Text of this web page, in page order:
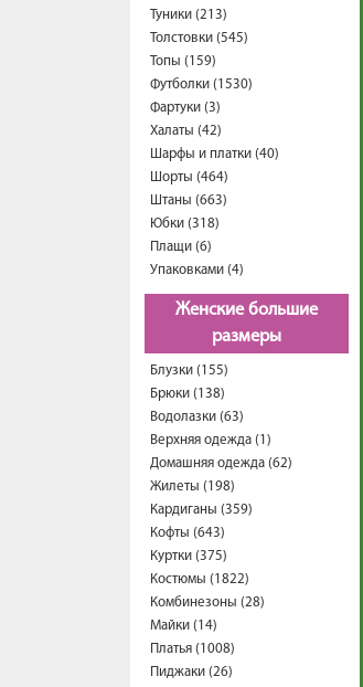
Туники (213)
Толстовки (545)
Топы (159)
Футболки (1530)
Фартуки (3)
Халаты (42)
Шарфы и платки (40)
Шорты (464)
Штаны (663)
Юбки (318)
Плащи (6)
Упаковками (4)
Женские большие
размеры
Блузки (155)
Брюки (138)
Водолазки (63)
Верхняя одежда (1)
Домашняя одежда (62)
Жилеты (198)
Кардиганы (359)
Кофты (643)
Куртки (375)
Костюмы (1822)
Комбинезоны (28)
Майки (14)
Платья (1008)
Пиджаки (26)